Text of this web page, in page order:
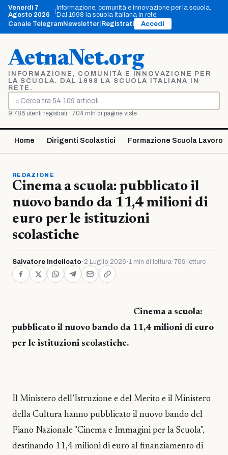
Vai
contenuto
Venerdì 7
Agosto 2026
Informazione, comunità e innovazione per la scuola.
Dal 1998 la scuola italiana in rete.
Canale TelegramNewsletter Registrati Accedi
AetnaNet.org
INFORMAZIONE, COMUNITÀ E INNOVAZIONE PER
LA SCUOLA. DAL 1998 LA SCUOLA ITALIANA IN
RETE.
⌕
Cerca
9.786 utenti registrati · 704 mln di pagine viste
Home Dirigenti Scolastici Formazione Scuola Lavoro
REDAZIONE
Cinema a scuola: pubblicato il
nuovo bando da 11,4 milioni di
euro per le istituzioni
scolastiche
Salvatore Indelicato · 2 Luglio 2026 ·1 min di lettura·759 letture
Cinema a scuola:
pubblicato il nuovo bando da 11,4 milioni di euro
per le istituzioni scolastiche.
Il Ministero dell’Istruzione e del Merito e il Ministero
della Cultura hanno pubblicato il nuovo bando del
Piano Nazionale "Cinema e Immagini per la Scuola",
destinando 11,4 milioni di euro al finanziamento di